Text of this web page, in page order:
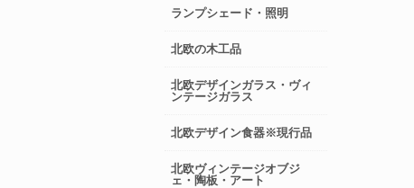
ランプシェード・照明
北欧の木工品
北欧デザインガラス・ヴィ
ンテージガラス
北欧デザイン食器※現行品
北欧ヴィンテージオブジ
ェ・陶板・アート